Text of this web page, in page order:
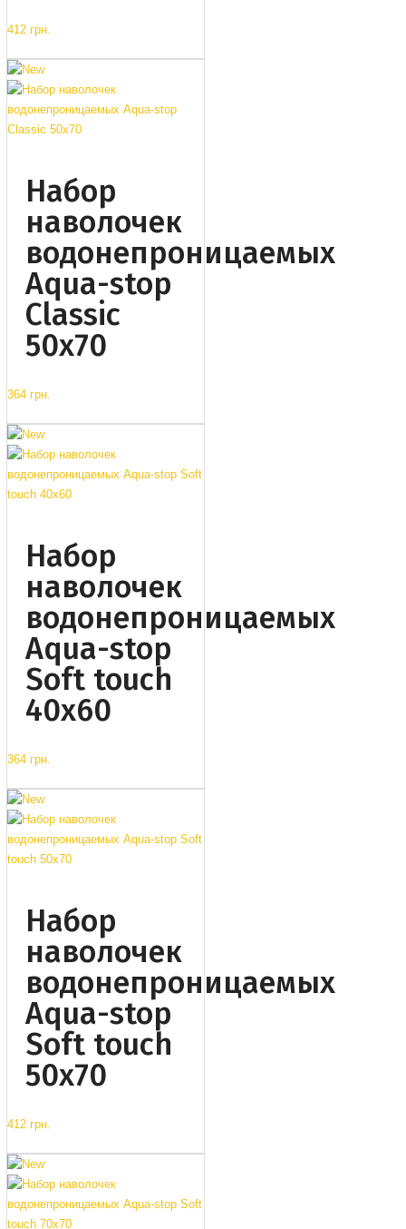
412 грн.
Набор
наволочек
водонепроницаемых
Aqua-stop
Classic
50x70
364 грн.
Набор
наволочек
водонепроницаемых
Aqua-stop
Soft touch
40x60
364 грн.
Набор
наволочек
водонепроницаемых
Aqua-stop
Soft touch
50x70
412 грн.